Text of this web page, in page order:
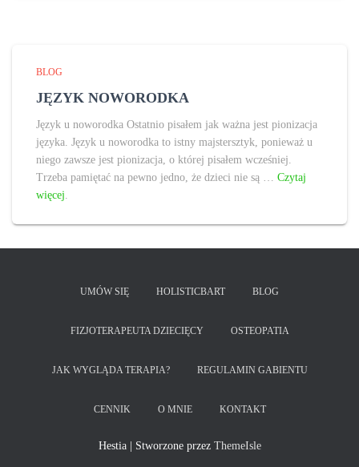
BLOG
JĘZYK NOWORODKA
Język u noworodka Ostatnio pisałem jak ważna jest pionizacja
języka. Język u noworodka to istny majstersztyk, ponieważ u
niego zawsze jest pionizacja, o której pisałem wcześniej.
Trzeba pamiętać na pewno jedno, że dzieci nie są … Czytaj
więcej.
UMÓW SIĘ HOLISTICBART BLOG
FIZJOTERAPEUTA DZIECIĘCY OSTEOPATIA
JAK WYGLĄDA TERAPIA? REGULAMIN GABIENTU
CENNIK O MNIE KONTAKT
Hestia | Stworzone przez ThemeIsle